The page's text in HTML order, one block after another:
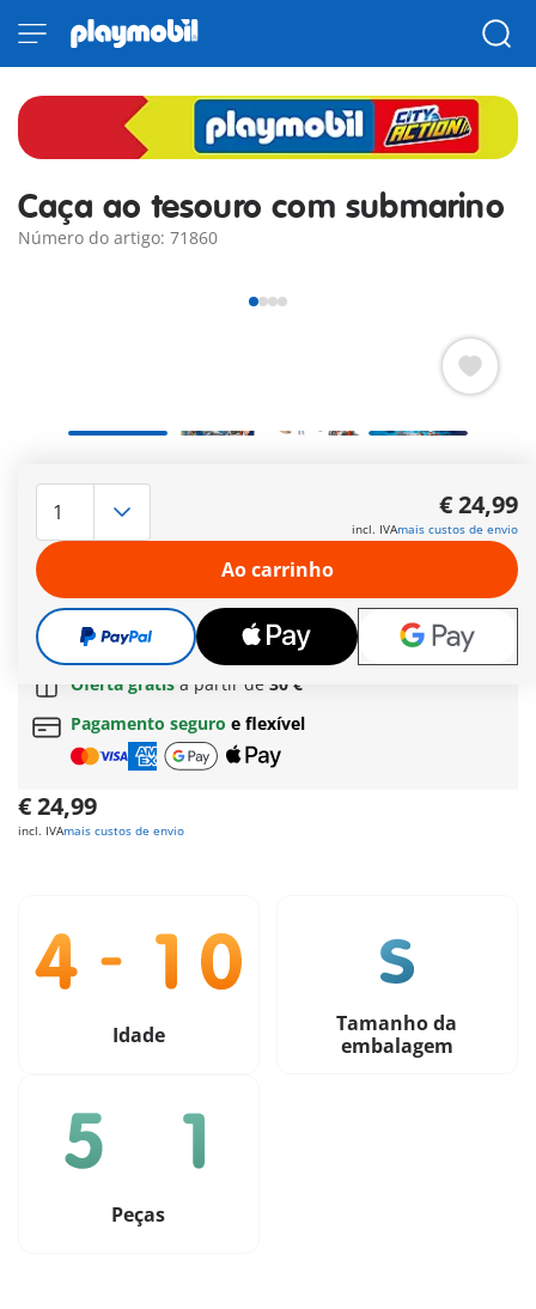
Caça ao tesouro com submarino
Número do artigo: 71860
do submarino acende os faróis. Ali, algo brilha lá atrás.
Escondido no fundo, o baú do tesouro com as joias, que o
tubarão corajosamente defende. Podes ajudar o capitão do
submarino a recuperar o tesouro?
Mais informações
Envio grátis
a partir de 60 € | a partir de150 €
(Açores ou Madeira)
Oferta grátis a partir de 30 €
Pagamento seguro e flexível
€ 24,99
incl. IVAmais custos de envio
€ 24,99
incl. IVAmais custos de envio
Ao carrinho
Idade
Tamanho da
embalagem
Peças